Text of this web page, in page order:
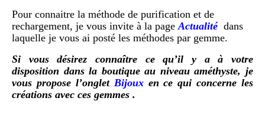
Pour connaitre la méthode de purification et de
rechargement, je vous invite à la pageActualité dans
laquelle je vous ai posté les méthodes par gemme.
Si vous désirez connaître ce qu’il y a à votre
disposition dans la boutique au niveau améthyste, je
vous propose l’onglet Bijouxen ce qui concerne les
créations avec ces gemmes .